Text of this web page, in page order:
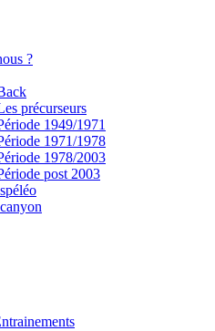
?
précurseurs
1949/1971
1971/1978
1978/2003
post 2003